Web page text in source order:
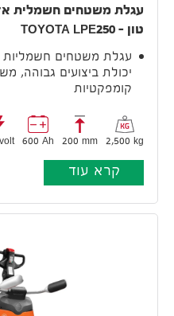
טון – TOYOTA LPE250
יכולת ביצועים גבוהה,
קומפקטיות
2,500 kg
200 mm
600 Ah
קרא עוד